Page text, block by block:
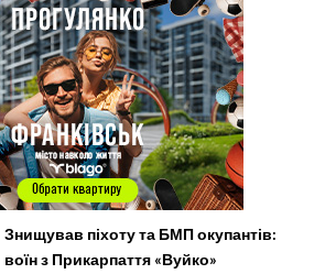
Знищував піхоту та БМП окупантів:
воїн з Прикарпаття «Вуйко»